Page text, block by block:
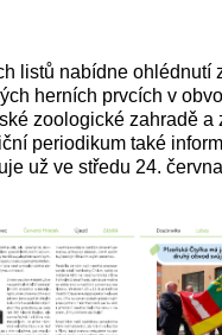
listů nabídne
herních prvcích v
zoologické zahradě
periodikum také
už ve středu 24.